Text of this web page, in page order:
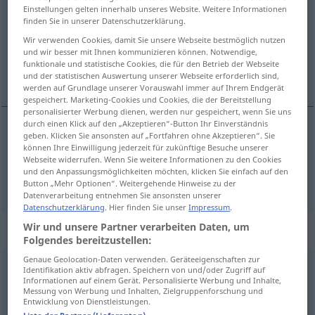
Übersicht aller Übersetzungen
(Für mehr Details die Übersetzung anklicken/antippen)
wessen, dessen
wessen hvis
dessen hvis
„hvis“: konjunktion, bindeord
hvis [ves]konj
Übersicht aller Übersetzungen
Einstellungen gelten innerhalb unseres Website. Weitere Informationen
finden Sie in unserer Datenschutzerklärung.
Wir verwenden Cookies, damit Sie unsere Webseite bestmöglich nutzen
und wir besser mit Ihnen kommunizieren können. Notwendige,
funktionale und statistische Cookies, die für den Betrieb der Webseite
und der statistischen Auswertung unserer Webseite erforderlich sind,
werden auf Grundlage unserer Vorauswahl immer auf Ihrem Endgerät
gespeichert. Marketing-Cookies und Cookies, die der Bereitstellung
personalisierter Werbung dienen, werden nur gespeichert, wenn Sie uns
durch einen Klick auf den „Akzeptieren“-Button Ihr Einverständnis
geben. Klicken Sie ansonsten auf „Fortfahren ohne Akzeptieren“. Sie
können Ihre Einwilligung jederzeit für zukünftige Besuche unserer
Webseite widerrufen. Wenn Sie weitere Informationen zu den Cookies
und den Anpassungsmöglichkeiten möchten, klicken Sie einfach auf den
Button „Mehr Optionen“. Weitergehende Hinweise zu der
Datenverarbeitung entnehmen Sie ansonsten unserer
Datenschutzerklärung. Hier finden Sie unserImpressum.
Wir und unsere Partner verarbeiten Daten, um
Folgendes bereitzustellen:
Genaue Geolocation-Daten verwenden. Geräteeigenschaften zur
Identifikation aktiv abfragen. Speichern von und/oder Zugriff auf
Informationen auf einem Gerät. Personalisierte Werbung und Inhalte,
Messung von Werbung und Inhalten, Zielgruppenforschung und
Entwicklung von Dienstleistungen.